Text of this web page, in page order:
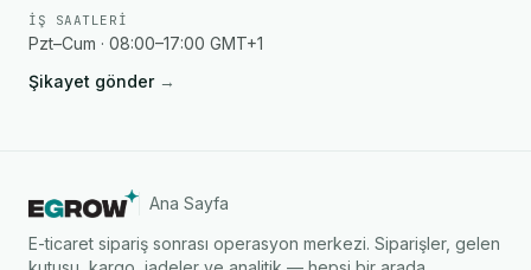
İŞ SAATLERI
Pzt–Cum · 08:00–17:00 GMT+1
Şikayet gönder →
Ana Sayfa
E-ticaret sipariş sonrası operasyon merkezi. Siparişler, gelen